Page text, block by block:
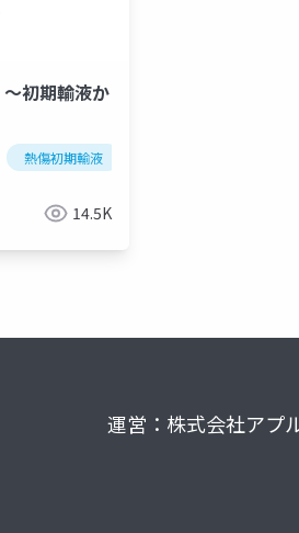
初期輸液か
熱傷初期輸液
14.5K
運営：株式会社アプ